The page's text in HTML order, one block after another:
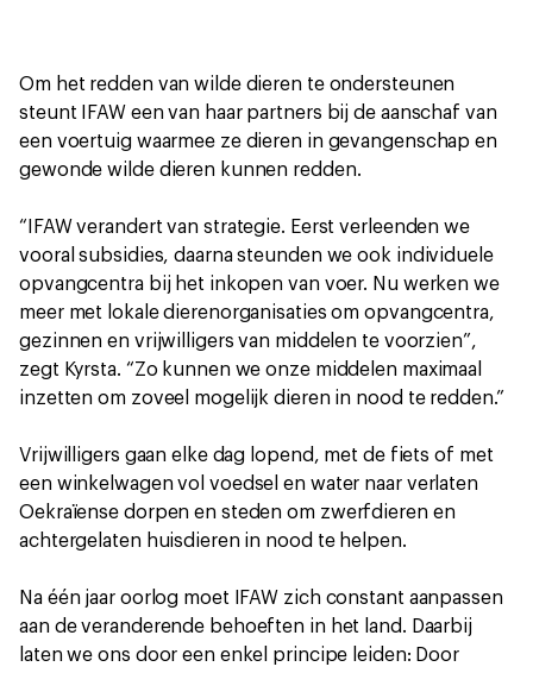
Om het redden van wilde dieren te ondersteunen
steunt IFAW een van haar partners bij de aanschaf van
een voertuig waarmee ze dieren in gevangenschap en
gewonde wilde dieren kunnen redden.
“IFAW verandert van strategie. Eerst verleenden we
vooral subsidies, daarna steunden we ook individuele
opvangcentra bij het inkopen van voer. Nu werken we
meer met lokale dierenorganisaties om opvangcentra,
gezinnen en vrijwilligers van middelen te voorzien”,
zegt Kyrsta. “Zo kunnen we onze middelen maximaal
inzetten om zoveel mogelijk dieren in nood te redden.”
Vrijwilligers gaan elke dag lopend, met de fiets of met
een winkelwagen vol voedsel en water naar verlaten
Oekraïense dorpen en steden om zwerfdieren en
achtergelaten huisdieren in nood te helpen.
Na één jaar oorlog moet IFAW zich constant aanpassen
aan de veranderende behoeften in het land. Daarbij
laten we ons door een enkel principe leiden: Door